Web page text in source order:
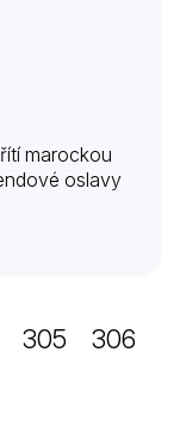
marockou
oslavy
305
306